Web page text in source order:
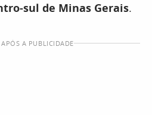
sul de Minas Gerais.
A PUBLICIDADE